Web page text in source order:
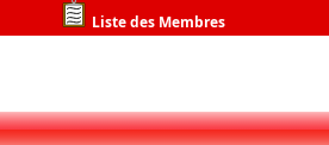
Liste des Membres